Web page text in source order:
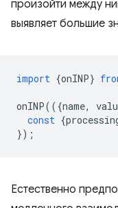
произойти между
выявляет большие
import {onINP}
onINP(({name,
const {
});
Естественно